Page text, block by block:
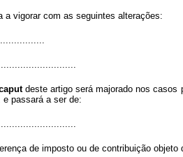
a vigorar com as seguintes alterações:
deste artigo será majorado nos casos
passará a ser de:
de imposto ou de contribuição objeto